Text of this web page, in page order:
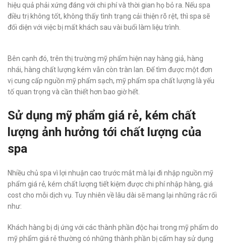
hiệu quả phải xứng đáng với chi phí và thời gian họ bỏ ra. Nếu spa
điều trị không tốt, không thấy tình trạng cải thiện rõ rệt, thì spa sẽ
đối diện với việc bị mất khách sau vài buổi làm liệu trình.
Bên cạnh đó, trên thị trường mỹ phẩm hiện nay hàng giả, hàng
nhái, hàng chất lượng kém vẫn còn tràn lan. Để tìm được một đơn
vị cung cấp nguồn mỹ phẩm sạch, mỹ phẩm spa chất lượng là yếu
tố quan trọng và cần thiết hơn bao giờ hết.
Sử dụng mỹ phẩm giá rẻ, kém chất
lượng ảnh hưởng tới chất lượng của
spa
Nhiều chủ spa vì lợi nhuận cao trước mắt mà lại đi nhập nguồn mỹ
phẩm giá rẻ, kém chất lượng tiết kiệm được chi phí nhập hàng, giá
cost cho mỗi dịch vụ. Tuy nhiên về lâu dài sẽ mang lại những rắc rối
như:
Khách hàng bị dị ứng với các thành phần độc hại trong mỹ phẩm do
mỹ phẩm giá rẻ thường có những thành phần bị cấm hay sử dụng